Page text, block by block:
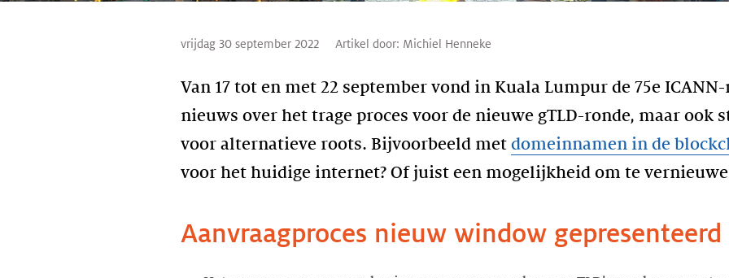
vrijdag 30 september 2022 Artikel door: Michiel Henneke
Van 17 tot en met 22 september vond in Kuala Lumpur de 75e
nieuws over het trage proces voor de nieuwe gTLD-ronde, maar ook
voor alternatieve roots. Bijvoorbeeld met domeinnamen in de
voor het huidige internet? Of juist een mogelijkheid om te
Aanvraagproces nieuw window gepresenteerd